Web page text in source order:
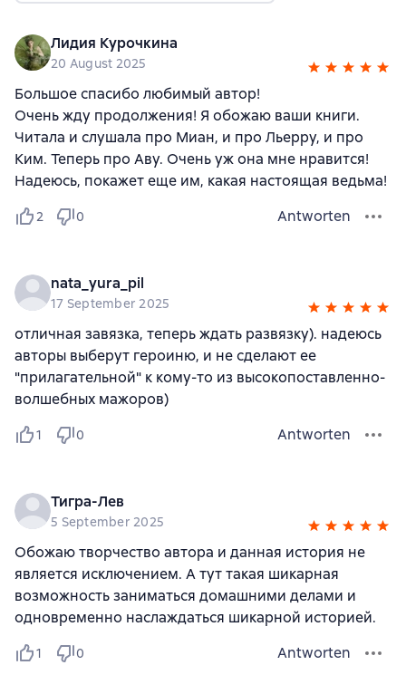
Лидия Курочкина
20 August 2025
Большое спасибо любимый автор!
Очень жду продолжения! Я обожаю ваши книги.
Читала и слушала про Миан, и про Льерру, и про
Ким. Теперь про Аву. Очень уж она мне нравится!
Надеюсь, покажет еще им, какая настоящая ведьма!
2 0 Antworten
nata_yura_pil
17 September 2025
отличная завязка, теперь ждать развязку). надеюсь
авторы выберут героиню, и не сделают ее
"прилагательной" к кому-то из высокопоставленно-
волшебных мажоров)
1 0 Antworten
Тигра-Лев
5 September 2025
Обожаю творчество автора и данная история не
является исключением. А тут такая шикарная
возможность заниматься домашними делами и
одновременно наслаждаться шикарной историей.
1 0 Antworten